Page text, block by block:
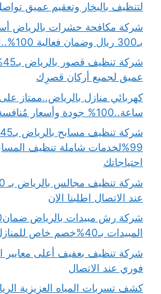
لتنظيف بالبخار وتعقيم عميق
شركة مكافحة حشرات بالرياض
بـ300 ريال وضمان فعالية 100%..اتصل بنا
عميق لجميع أركان قصرِك
ساعة..100% جودة وأسعار مُنافسة
99%لخدمات شاملة تنظيف
احتياجاتك
عند الاتصال اطلبنا الان
المبيدات بـ40%خصم خاص للمنازل والشقق والفلل
فوري عند الاتصال